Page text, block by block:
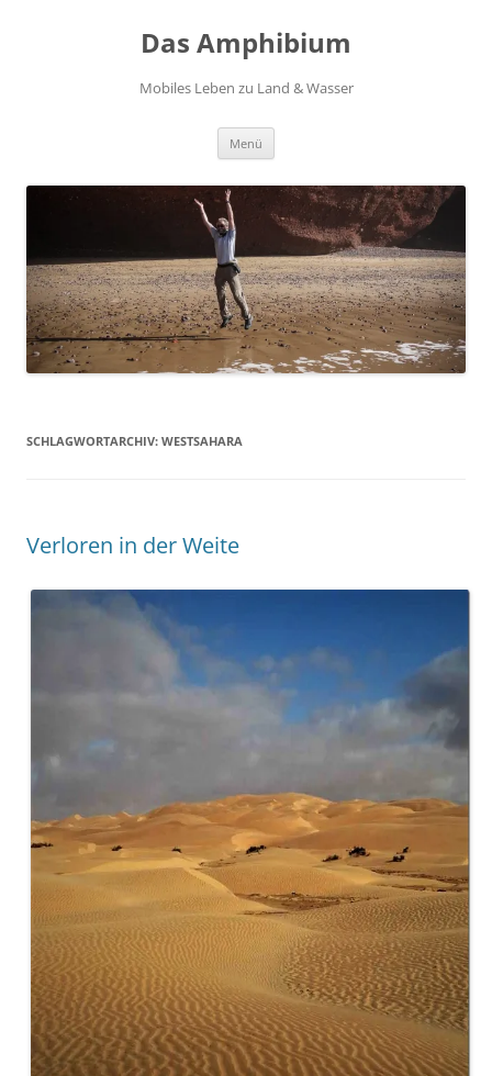
Das Amphibium
Mobiles Leben zu Land & Wasser
Menü
SCHLAGWORTARCHIV: WESTSAHARA
Verloren in der Weite